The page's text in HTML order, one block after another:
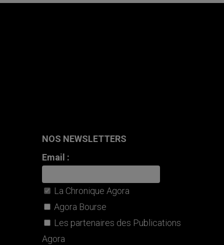
NOS NEWSLETTERS
Email :
La Chronique Agora
Agora Bourse
Les partenaires des Publications
Agora